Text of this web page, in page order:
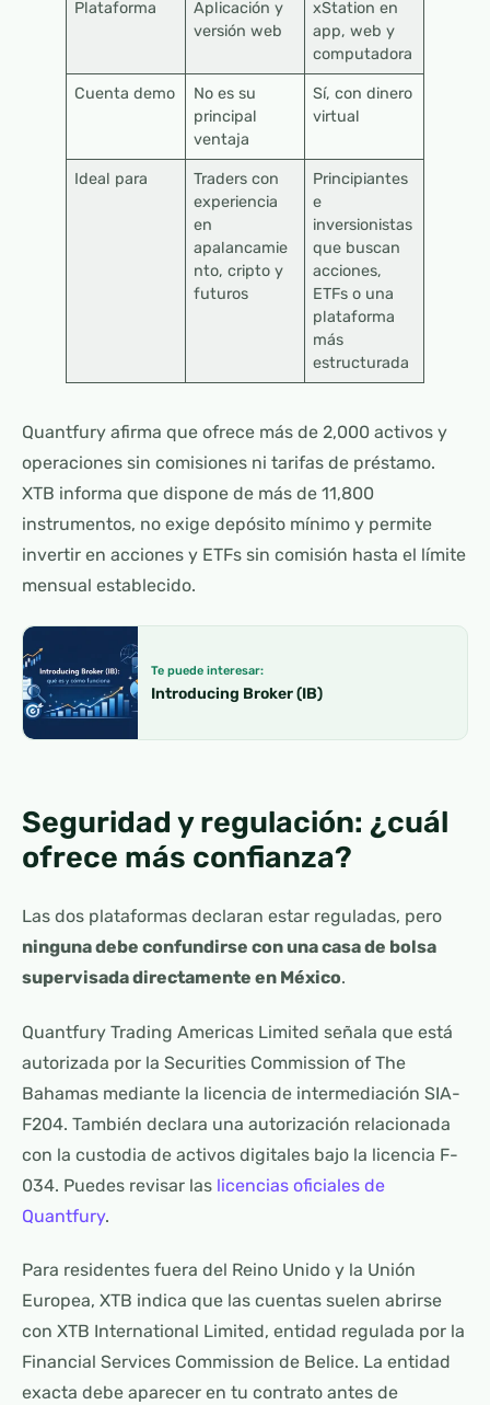
Plataforma
Aplicación y
versión web
xStation en
app, web y
computadora
Cuenta demo
No es su
principal
ventaja
Sí, con dinero
virtual
Ideal para
Traders con
experiencia
en
apalancamie
nto, cripto y
futuros
Principiantes
e
inversionistas
que buscan
acciones,
ETFs o una
plataforma
más
estructurada
Quantfury afirma que ofrece más de 2,000 activos y
operaciones sin comisiones ni tarifas de préstamo.
XTB informa que dispone de más de 11,800
instrumentos, no exige depósito mínimo y permite
invertir en acciones y ETFs sin comisión hasta el límite
mensual establecido.
Te puede interesar:
Introducing Broker (IB)
Seguridad y regulación: ¿cuál
ofrece más confianza?
Las dos plataformas declaran estar reguladas, pero
ninguna debe confundirse con una casa de bolsa
supervisada directamente en México.
Quantfury Trading Americas Limited señala que está
autorizada por la Securities Commission of The
Bahamas mediante la licencia de intermediación SIA-
F204. También declara una autorización relacionada
con la custodia de activos digitales bajo la licencia F-
034. Puedes revisar las licencias oficiales de
Quantfury.
Para residentes fuera del Reino Unido y la Unión
Europea, XTB indica que las cuentas suelen abrirse
con XTB International Limited, entidad regulada por la
Financial Services Commission de Belice. La entidad
exacta debe aparecer en tu contrato antes de